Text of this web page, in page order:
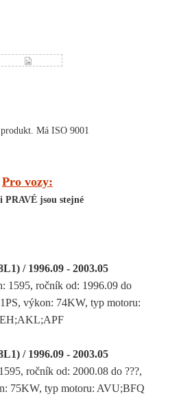
Má ISO 9001
Pro vozy:
PRAVÉ jsou stejné
/ 1996.09 - 2003.05
1595, ročník od: 1996.09 do
výkon: 74KW, typ motoru:
/ 1996.09 - 2003.05
ročník od: 2000.08 do ???,
75KW, typ motoru: AVU;BFQ